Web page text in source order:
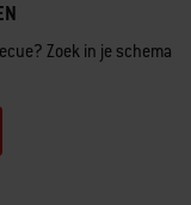
Zoek in je schema